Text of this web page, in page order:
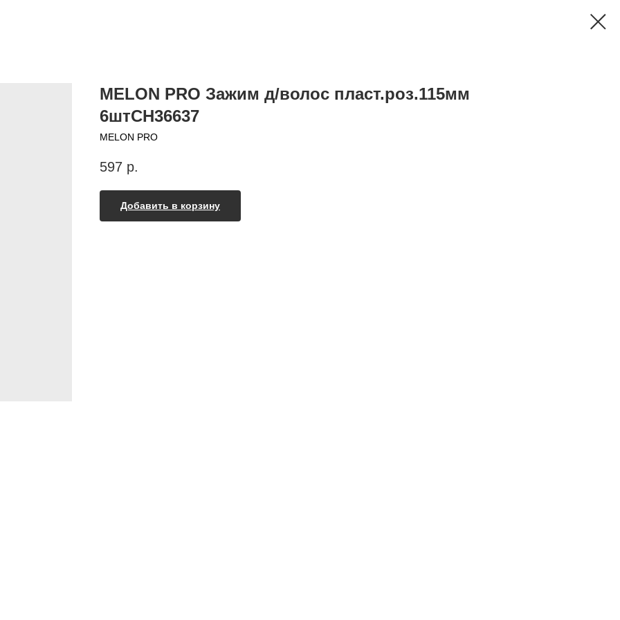
MELON PRO Зажим д/волос пласт.роз.115мм
6штCH36637
MELON PRO
597 р.
Добавить в корзину